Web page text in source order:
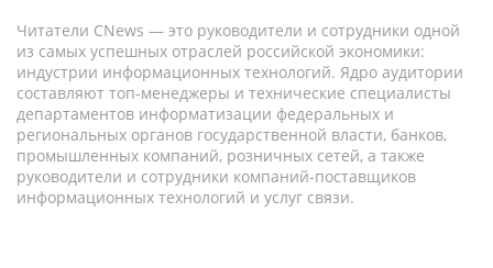
Читатели CNews — это руководители и сотрудники одной
из самых успешных отраслей российской экономики:
индустрии информационных технологий. Ядро аудитории
составляют топ-менеджеры и технические специалисты
департаментов информатизации федеральных и
региональных органов государственной власти, банков,
промышленных компаний, розничных сетей, а также
руководители и сотрудники компаний-поставщиков
информационных технологий и услуг связи.